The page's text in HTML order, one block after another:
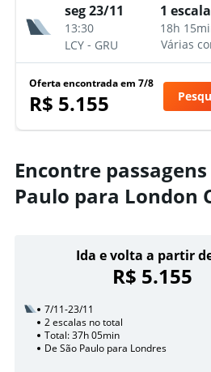
seg 23/11
13:30
LCY - GRU
1 escala
18h
Várias
Oferta encontrada em 7/8
R$ 5.155
Encontre
Paulo para London
Ida e volta a partir
R$ 5.155
7/11-23/11
2 escalas no total
Total: 37h 05min
De São Paulo para Londres